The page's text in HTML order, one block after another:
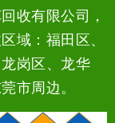
收有限公司，
域：福田区、
岗区、龙华
市周边。